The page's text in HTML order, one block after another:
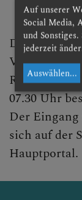
Das
07.30 Uhr
Der
sich auf der
Hauptportal.
Auf unserer
Social Media,
und
jederzeit
Auswählen...